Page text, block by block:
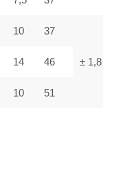
10 37
± 1,8
14 46
10 51